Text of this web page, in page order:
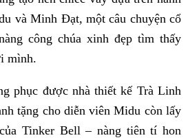
và Minh Đạt, một câu chuyện cổ
công chúa xinh đẹp tìm thấy
mình.
phục được nhà thiết kế Trà Linh
tặng cho diễn viên Midu còn lấy
Tinker Bell – nàng tiên tí hon